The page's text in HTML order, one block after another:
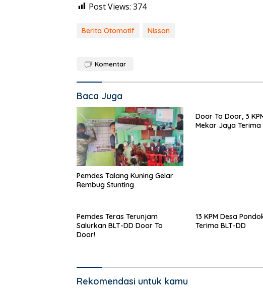
Post Views: 374
Berita Otomotif Nissan
Komentar
Baca Juga
Pemdes Talang Kuning Gelar
Rembug Stunting
Door To Door, 3
Mekar Jaya Terima
Pemdes Teras Terunjam
Salurkan BLT-DD Door To
Door!
13 KPM Desa
Terima BLT-DD
Rekomendasi untuk kamu